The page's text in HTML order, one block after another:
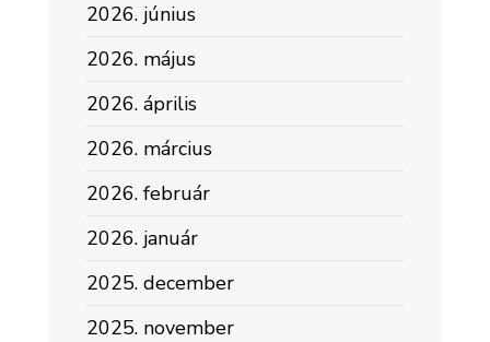
2026. június
2026. május
2026. április
2026. március
2026. február
2026. január
2025. december
2025. november